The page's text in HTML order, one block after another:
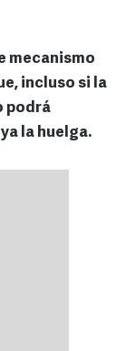
mecanismo
incluso si la
podrá
la huelga.